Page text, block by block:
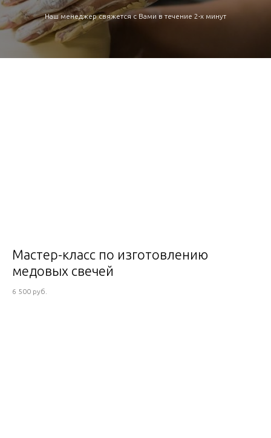
Наш менеджер свяжется с Вами в течение 2-х минут
Мастер-класс по изготовлению
медовых свечей
6 500 руб.